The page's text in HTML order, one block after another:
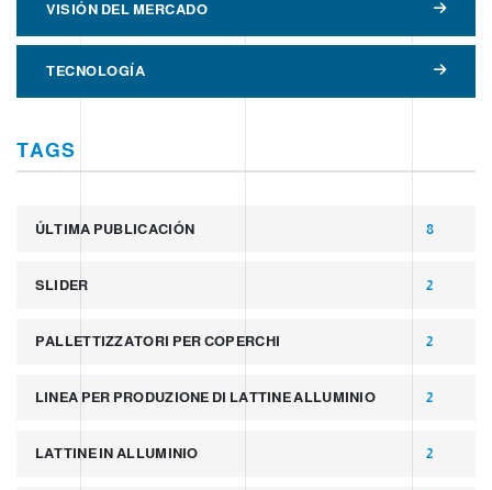
VISIÓN DEL MERCADO
TECNOLOGÍA
TAGS
ÚLTIMA PUBLICACIÓN 8
SLIDER 2
PALLETTIZZATORI PER COPERCHI 2
LINEA PER PRODUZIONE DI LATTINE ALLUMINIO 2
LATTINE IN ALLUMINIO 2